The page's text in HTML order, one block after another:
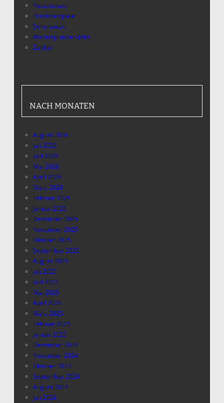
Netzausbau
Praxisbeispiele
Sehenswert
Wärmepumpen-Jobs
Zahlen
NACH MONATEN
August 2026
Juli 2026
Juni 2026
Mai 2026
April 2026
März 2026
Februar 2026
Januar 2026
Dezember 2025
November 2025
Oktober 2025
September 2025
August 2025
Juli 2025
Juni 2025
Mai 2025
April 2025
März 2025
Februar 2025
Januar 2025
Dezember 2024
November 2024
Oktober 2024
September 2024
August 2024
Juli 2024